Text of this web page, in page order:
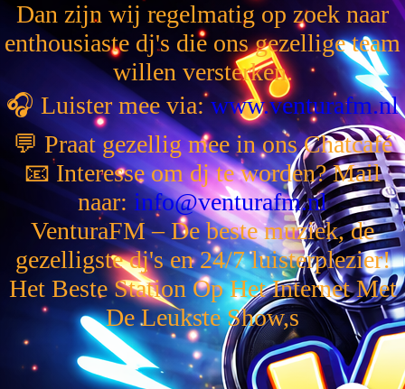
Dan zijn wij regelmatig op zoek naar
enthousiaste dj's die ons gezellige team
willen versterken.
🎧 Luister mee via:www.venturafm.nl
💬 Praat gezellig mee in ons Chatcafé
📧 Interesse om dj te worden? Mail
naar: info@venturafm.nl
VenturaFM – De beste muziek, de
gezelligste dj's en 24/7 luisterplezier!
Het Beste Station Op Het Internet Met
De Leukste Show,s